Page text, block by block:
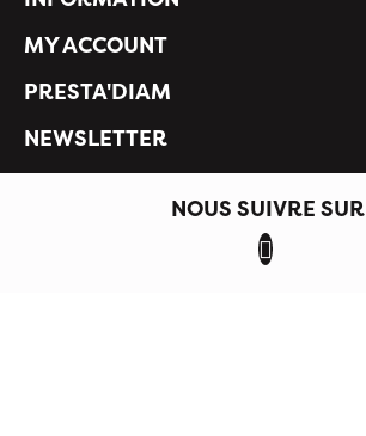
MY ACCOUNT
PRESTA'DIAM
NEWSLETTER
NOUS SUIVRE SUR